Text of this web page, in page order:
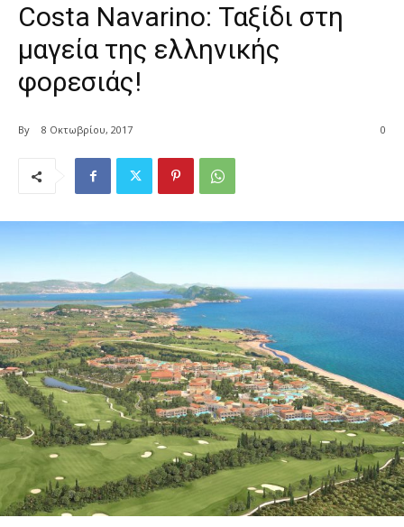
Costa Navarino: Ταξίδι στη
μαγεία της ελληνικής
φορεσιάς!
By 8 Οκτωβρίου, 2017 0